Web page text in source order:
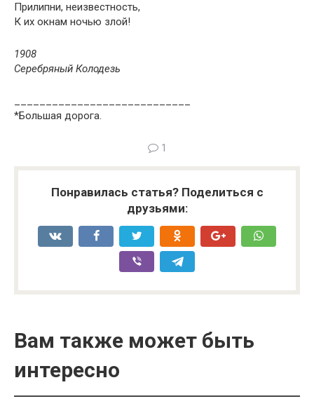
Прилипни, неизвестность,
К их окнам ночью злой!
1908
Серебряный Колодезь
*Большая дорога.
1
Понравилась статья? Поделиться с
друзьями:
Вам также может быть
интересно